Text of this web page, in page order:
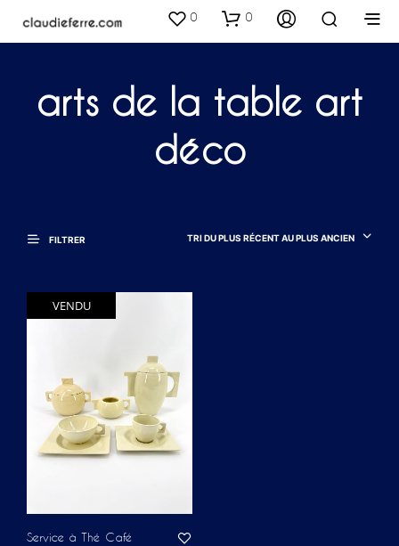
0 0
arts de la table art
déco
FILTRER TRI DU PLUS RÉCENT AU PLUS ANCIEN
VENDU
Service à Thé Café